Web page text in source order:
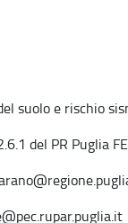
suolo e rischio
del PR Puglia